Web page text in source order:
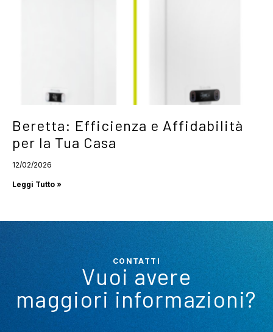
Beretta: Efficienza e Affidabilità
per la Tua Casa
12/02/2026
Leggi Tutto »
CONTATTI
Vuoi avere
maggiori informazioni?